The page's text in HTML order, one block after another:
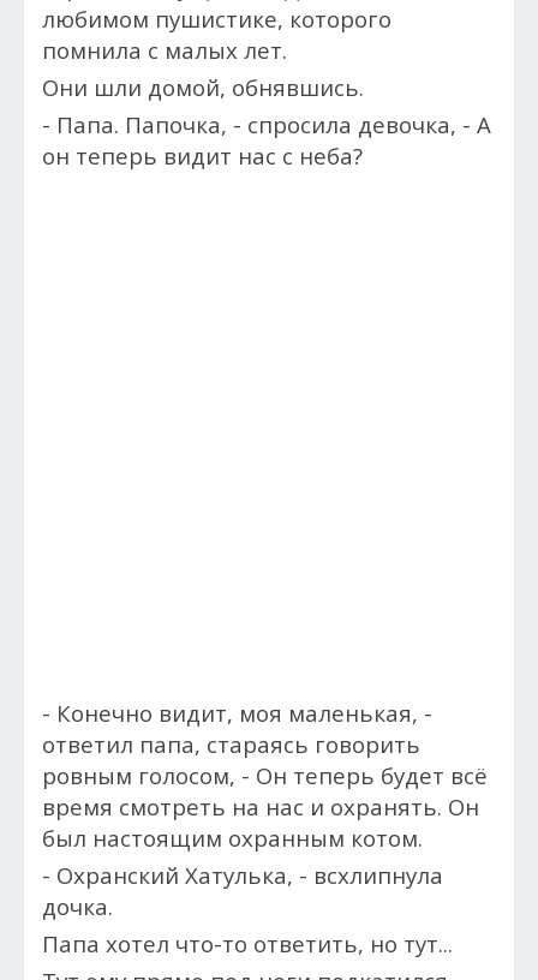
любимом пушистике, которого
помнила с малых лет.
Они шли домой, обнявшись.
- Папа. Папочка, - спросила девочка, - А
он теперь видит нас с неба?
- Конечно видит, моя маленькая, -
ответил папа, стараясь говорить
ровным голосом, - Он теперь будет всё
время смотреть на нас и охранять. Он
был настоящим охранным котом.
- Охранский Хатулька, - всхлипнула
дочка.
Папа хотел что-то ответить, но тут...